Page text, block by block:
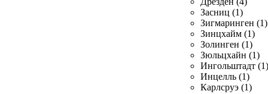
Засниц (1)
Зигмаринген (1)
Зинцхайм (1)
Золинген (1)
Зюльцхайн (1)
Ингольштадт (1)
Инцелль (1)
Карлсруэ (1)